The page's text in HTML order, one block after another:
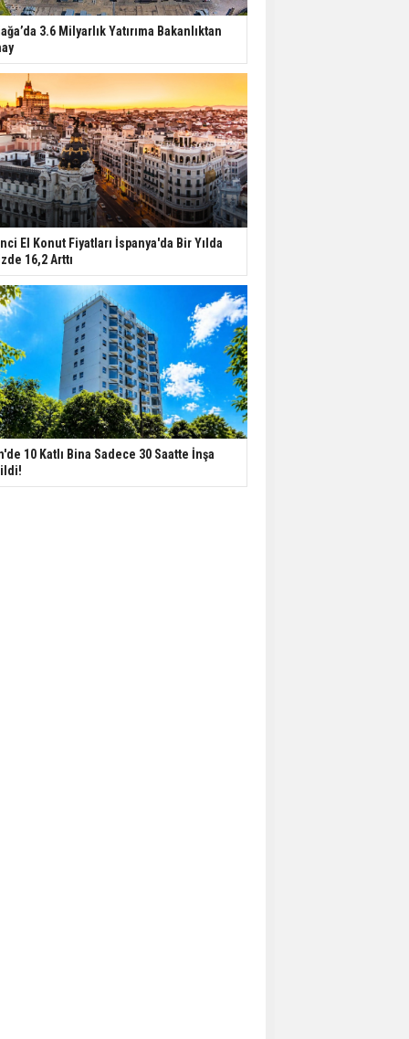
3.6 Milyarlık Yatırıma Bakanlıktan
El Konut Fiyatları İspanya'da Bir Yılda
16,2 Arttı
10 Katlı Bina Sadece 30 Saatte İnşa